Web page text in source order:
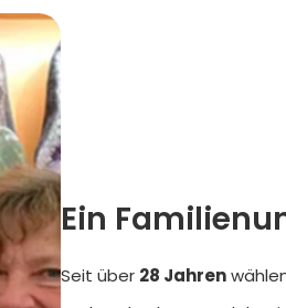
Ein
Seit über 28 Jahren